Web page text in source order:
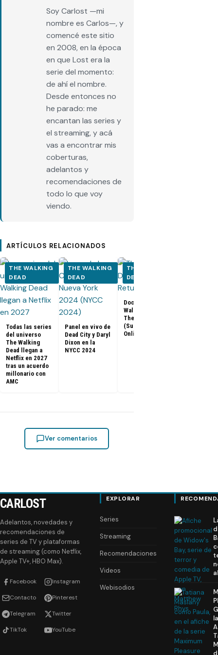
Soy Carlost —mi
nombre es Carlos—, y
comencé este sitio
en 2008, en la época
en que Lost era la
serie del momento:
de ahí el nombre.
Desde entonces no
he parado: me
encantan las series y
el streaming, y acá
vas a encontrar mis
coberturas,
adelantos y
recomendaciones de
todo lo que voy
viendo.
ARTÍCULOS RELACIONADOS
THE WALKING
DEAD
Todas las series
del universo
The Walking
Dead llegan a
Netflix en 2027
tras un acuerdo
millonario con
AMC
THE WALKING
DEAD
Panel en vivo de
Dead City y Daryl
Dixon en la
NYCC 2024
THE WALKING
DEAD
Documental The
Walking Dead:
The Return
(Subtitulado
Online)
Ver comentarios
CARLOST
Adelantos, novedades y
recomendaciones de
series de TV y plataformas
de streaming (como Netflix,
Apple TV+, HBO Max).
Facebook Instagram
Contacto Pinterest
Telegram Twitter
TikTok YouTube
EXPLORAR
Series
Streaming
Recomendaciones
Videos
Webisodios